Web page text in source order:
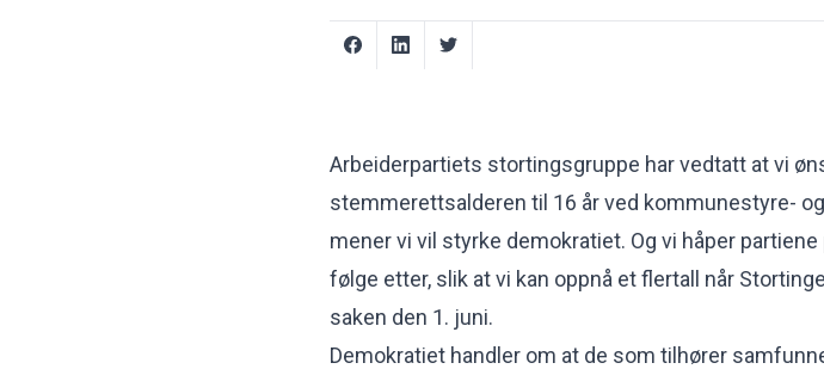
Arbeiderpartiets stortingsgruppe har vedtatt at vi
stemmerettsalderen til 16 år ved kommunestyre-
mener vi vil styrke demokratiet. Og vi håper
følge etter, slik at vi kan oppnå et flertall når
saken den 1. juni.
Demokratiet handler om at de som tilhører